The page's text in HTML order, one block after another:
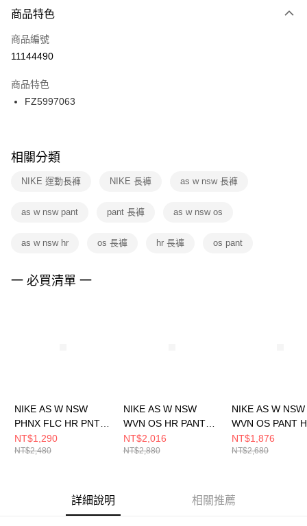
３．安心：先確認商品／服務後，再付款。
【「AFTEE先享後付」結帳流程】
１．於結帳方式選擇「AFTEE先享後付」後，將跳轉至「AFTEE先享後付」
２．訂單成立數日內，您將收到繳費通知簡訊。
３．收到繳費通知簡訊後14天內，點擊此簡訊中的連結，可透過四大超商／
ATM／網路銀行／等多元方式進行付款，方視為交易完成。
※ 交易是否成功請以「AFTEE先享後付 」之結帳頁面顯示為準，若有關於
是否繳費成功／繳費後需取消欲退款等相關疑問，請聯繫「AFTEE先享後付
客戶支援中心」https://netprotections.freshdesk.com/support/home
１．透過由恩沛科技股份有限公司提供之「AFTEE先享後付」服務完成之交
權轉讓予恩沛科技股份有限公司。
３．未成年的使用者請事先徵得法定代理人或監護人之同意方可使用
「AFTEE先享後付」，若未經同意申辦者引起之損失，本公司不負相關責
每筆NT$100，滿NT$1,500(含以上)免運費
宅配
每筆NT$100，滿NT$1,500(含以上)免運費
付款後門市自取
每筆NT$100，滿NT$1,500(含以上)免運費
商品特色
商品編號
11144490
商品特色
FZ5997063
相關分類
NIKE 運動長褲 NIKE 長褲 as w nsw 長褲
as w nsw pant pant 長褲 as w nsw os
as w nsw hr os 長褲 hr 長褲 os pant
一 必買清單 一
NIKE AS W NSW
PHNX FLC HR PNT
WIDE 女 長褲
DQ5616063
NT$1,290
NT$2,480
NIKE AS W NSW
WVN OS HR PANT
GCEL 女 長褲
IF0392214
NT$2,016
NT$2,880
NIKE AS W NSW
WVN OS PANT
GCEL 女 長褲
II0445047
NT$1,876
NT$2,680
詳細說明 相關推薦